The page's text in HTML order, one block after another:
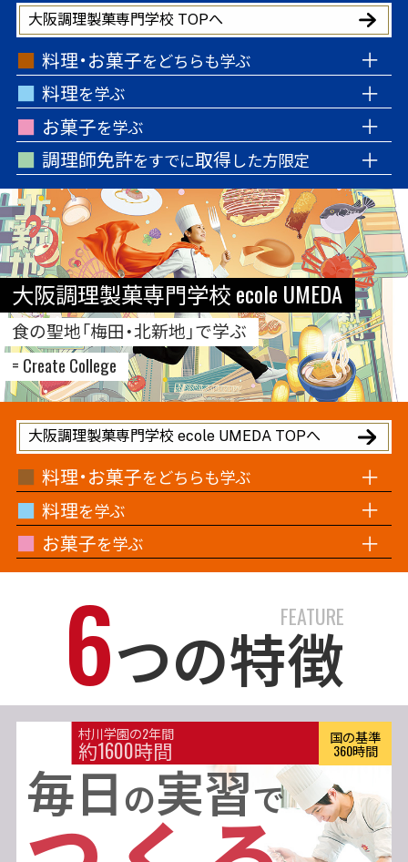
大阪調理製菓専門学校 TOPへ
料理・お菓子をどちらも学ぶ
料理を学ぶ
お菓子を学ぶ
調理師免許をすでに取得 した方限定
大阪調理製菓専門学校 ecole UMEDA
食の聖地「梅田・北新地」で学ぶ
= Create College
大阪調理製菓専門学校 ecole UMEDA TOPへ
料理・お菓子をどちらも学ぶ
料理を学ぶ
お菓子を学ぶ
6つの特徴
FEATURE
村川学園の2年間
約1600時間 国の基準
360時間
毎日の実習で